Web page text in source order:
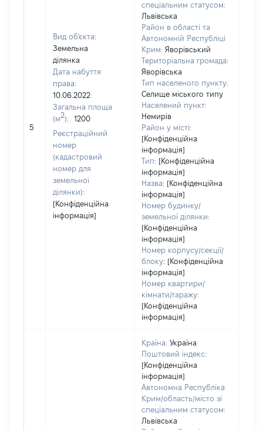
5
Вид об'єкта:
Земельна
ділянка
Дата набуття
права:
10.06.2022
Загальна площа
(м2):
1200
Реєстраційний
номер
(кадастровий
номер для
земельної
ділянки):
[Конфіденційна
інформація]
спеціальним статусом:
Львівська
Район в області та
Автономній Республіці
Крим: Яворівський
Територіальна громада:
Яворівська
Тип населеного пункту:
Селище міського типу
Населений пункт:
Немирів
Район у місті:
[Конфіденційна
інформація]
Тип: [Конфіденційна
інформація]
Назва: [Конфіденційна
інформація]
Номер будинку/
земельної ділянки:
[Конфіденційна
інформація]
Номер корпусу/секції/
блоку: [Конфіденційна
інформація]
Номер квартири/
кімнати/гаражу:
[Конфіденційна
інформація]
Країна: Україна
Поштовий індекс:
[Конфіденційна
інформація]
Автономна Республіка
Крим/область/місто зі
спеціальним статусом:
Львівська